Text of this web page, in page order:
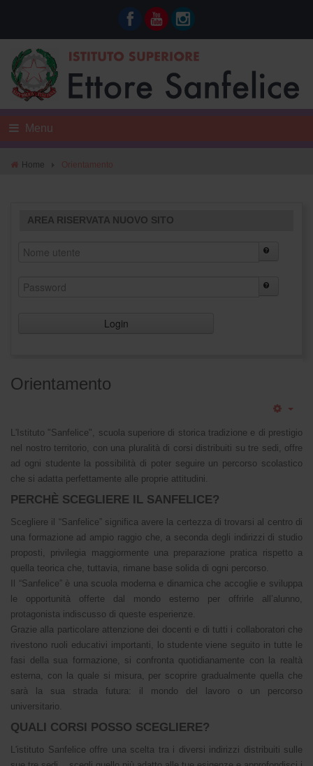
Menu
Home Orientamento
AREA RISERVATA NUOVO SITO
Login
Orientamento
L'Istituto "Sanfelice", scuola superiore di storica tradizione e di prestigio
nel nostro territorio, con una pluralità di corsi distribuiti su tre sedi, offre
ad ogni studente la possibilità di poter seguire un percorso scolastico
che si adatta perfettamente alle proprie attitudini.
PERCHÈ SCEGLIERE IL SANFELICE?
Scegliere il “Sanfelice” significa avere la certezza di trovarsi al centro di
una formazione ad ampio raggio che, a seconda degli indirizzi di studio
proposti, privilegia maggiormente una preparazione pratica rispetto a
quella teorica che, tuttavia, rimane base solida di ogni percorso.
Il “Sanfelice” è una scuola moderna e dinamica che accoglie e sviluppa
le opportunità offerte dal mondo esterno per offrirle all’alunno,
protagonista indiscusso di queste esperienze.
Grazie alla particolare attenzione dei docenti e di tutti i collaboratori che
rivestono ruoli educativi importanti, lo studente viene seguito in tutte le
fasi della sua formazione, si confronta quotidianamente con la realtà
esterna, con la quale si misura, per scoprire gradualmente quella che
sarà la sua strada futura: il mondo del lavoro o un percorso
universitario.
QUALI CORSI POSSO SCEGLIERE?
L'istituto Sanfelice offre una scelta tra i diversi indirizzi distribuiti sulle